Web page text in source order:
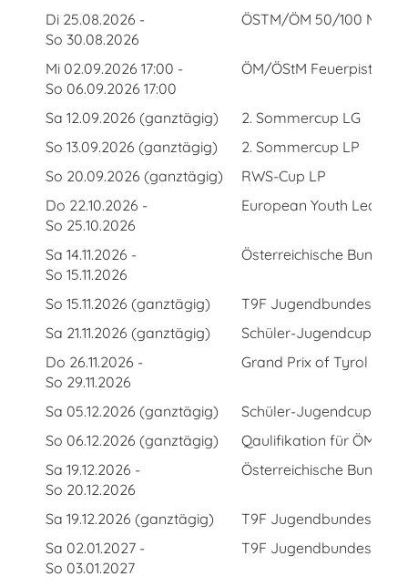
Di 25.08.2026 -
So 30.08.2026
ÖSTM/ÖM 50/100 Meter
Mi 02.09.2026 17:00 -
So 06.09.2026 17:00
ÖM/ÖStM Feuerpistole
Sa 12.09.2026 (ganztägig)
2. Sommercup LG
So 13.09.2026 (ganztägig)
2. Sommercup LP
So 20.09.2026 (ganztägig)
RWS-Cup LP
Do 22.10.2026 -
So 25.10.2026
European Youth League
Sa 14.11.2026 -
So 15.11.2026
Österreichische
So 15.11.2026 (ganztägig)
T9F Jugendbundesliga
Sa 21.11.2026 (ganztägig)
Schüler-Jugendcup 1. Rd
Do 26.11.2026 -
So 29.11.2026
Grand Prix of Tyrol
Sa 05.12.2026 (ganztägig)
Schüler-Jugendcup 2. Rd
So 06.12.2026 (ganztägig)
Qaulifikation für ÖM LG
Sa 19.12.2026 -
So 20.12.2026
Österreichische
Sa 19.12.2026 (ganztägig)
T9F Jugendbundesliga
Sa 02.01.2027 -
So 03.01.2027
T9F Jugendbundesliga